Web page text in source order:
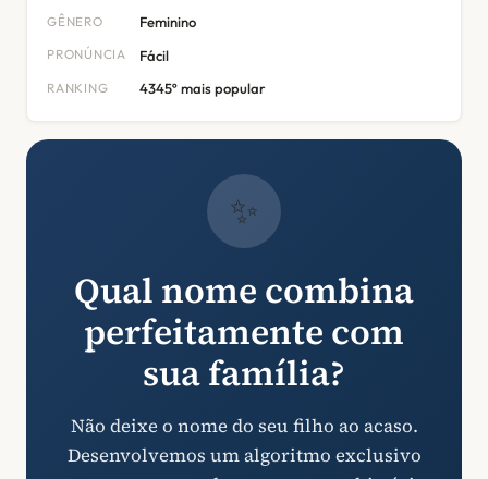
GÊNERO Feminino
PRONÚNCIA Fácil
RANKING 4345º mais popular
✨
Qual nome combina
perfeitamente com
sua família?
Não deixe o nome do seu filho ao acaso.
Desenvolvemos um algoritmo exclusivo